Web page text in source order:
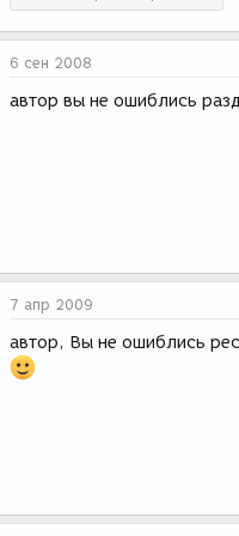
6 сен 2008
автор вы не ошиблись
7 апр 2009
автор, Вы не ошиблись